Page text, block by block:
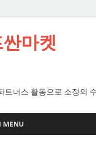
마켓
트너스 활동으로 소정의
MENU